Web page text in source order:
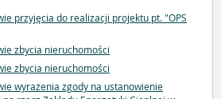
przyjęcia do realizacji projektu pt. "OPS
zbycia nieruchomości
zbycia nieruchomości
wyrażenia zgody na ustanowienie